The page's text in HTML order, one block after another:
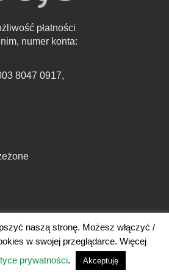
płatności
numer konta:
8047 0917,
naszą stronę. Możesz włączyć /
w swojej przeglądarce. Więcej
prywatności. Akceptuję